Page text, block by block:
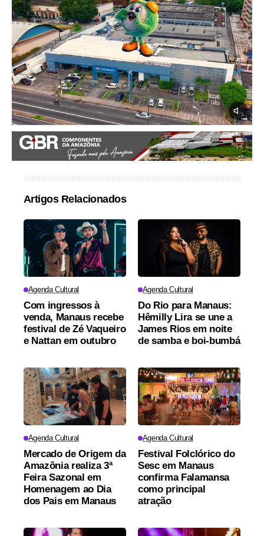
Artigos Relacionados
Agenda Cultural
Com ingressos à
venda, Manaus recebe
festival de Zé Vaqueiro
e Nattan em outubro
Agenda Cultural
Do Rio para Manaus:
Hêmilly Lira se une a
James Rios em noite
de samba e boi-bumbá
Agenda Cultural
Mercado de Origem da
Amazônia realiza 3ª
Feira Sazonal em
Homenagem ao Dia
dos Pais em Manaus
Agenda Cultural
Festival Folclórico do
Sesc em Manaus
confirma Falamansa
como principal
atração